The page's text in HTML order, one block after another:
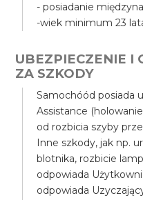
- posiadanie
-wiek minimum 23
UBEZPIECZENIE I
ZA SZKODY
Samochóód posiada
Assistance
od rozbicia szyby
Inne szkody, jak np.
blotnika, rozbicie
odpowiada
odpowiada